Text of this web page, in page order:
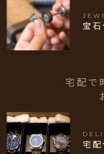
宝石
宅配で
宅配